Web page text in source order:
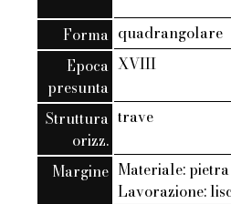
Forma quadrangolare
Epoca
presunta
XVIII
Struttura
orizz.
trave
Margine Materiale:
Lavorazione: